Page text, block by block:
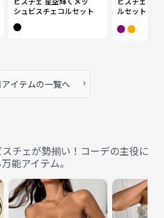
シュビスチェコルセット
ルセット ボ
総柄デザイン
イテムの一覧へ ›
チェが勢揃い！コーデの主役に
能アイテム。